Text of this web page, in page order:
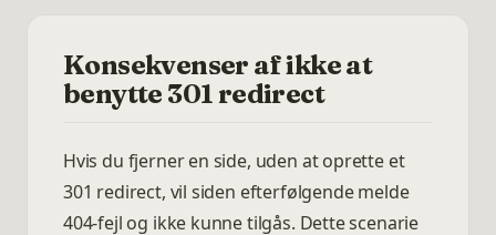
Konsekvenser af ikke at
benytte 301 redirect
Hvis du fjerner en side, uden at oprette et
301 redirect, vil siden efterfølgende melde
404-fejl og ikke kunne tilgås. Dette scenarie